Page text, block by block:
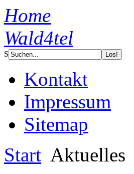
Home
Wald4tel
S
Kontakt
Impressum
Sitemap
Start Aktuelles